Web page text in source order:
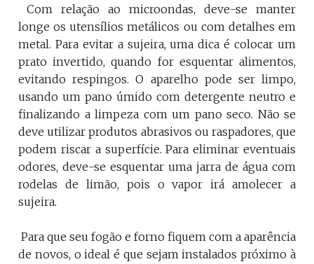
Com relação ao microondas, deve-se manter
longe os utensílios metálicos ou com detalhes em
metal. Para evitar a sujeira, uma dica é colocar um
prato invertido, quando for esquentar alimentos,
evitando respingos. O aparelho pode ser limpo,
usando um pano úmido com detergente neutro e
finalizando a limpeza com um pano seco. Não se
deve utilizar produtos abrasivos ou raspadores, que
podem riscar a superfície. Para eliminar eventuais
odores, deve-se esquentar uma jarra de água com
rodelas de limão, pois o vapor irá amolecer a
sujeira.
Para que seu fogão e forno fiquem com a aparência
de novos, o ideal é que sejam instalados próximo à